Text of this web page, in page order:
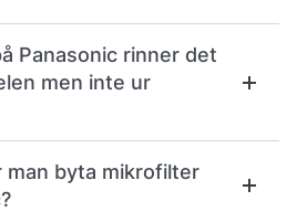
Panasonic rinner det
men inte ur
man byta mikrofilter